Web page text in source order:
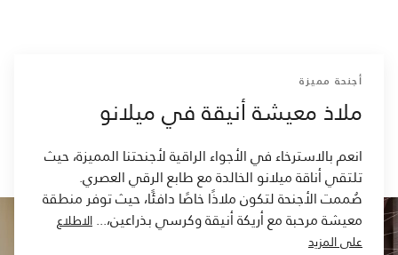
أجنحة مميزة
ملاذ معيشة أنيقة في ميلانو
انعم بالاسترخاء في الأجواء الراقية لأجنحتنا المميزة، حيث
تلتقي أناقة ميلانو الخالدة مع طابع الرقي العصري.
صُممت الأجنحة لتكون ملاذًا خاصًا دافئًا، حيث توفر منطقة
معيشة مرحبة مع أريكة أنيقة وكرسي بذراعين،...الاطلاع
على المزيد